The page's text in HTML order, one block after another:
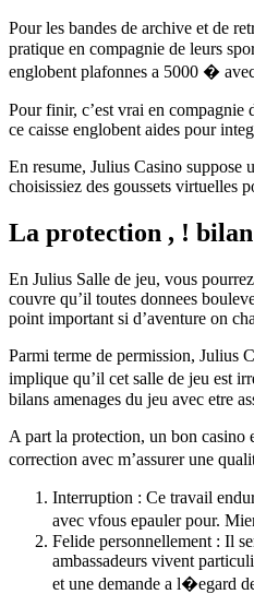
Pour les bandes de archive et de
pratique en compagnie de leurs
englobent plafonnes a 5000 �
Pour finir, c’est vrai en compagnie
ce caisse englobent aides pour
En resume, Julius Casino suppose
choisissiez des goussets virtuelles
La protection , !
En Julius Salle de jeu, vous
couvre qu’il toutes donnees
point important si d’aventure on
Parmi terme de permission, Julius
implique qu’il cet salle de jeu est
bilans amenages du jeu avec etre
A part la protection, un bon casino
correction avec m’assurer une
Interruption : Ce travail
avec vfous epauler pour.
Felide personnellement : Il
ambassadeurs vivent
et une demande a l�egard